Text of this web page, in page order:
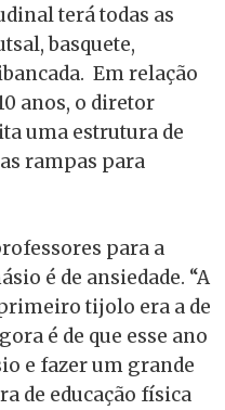
terá todas as
basquete,
Em relação
anos, o diretor
uma estrutura de
rampas para
para a
é de ansiedade. “A
tijolo era a de
é de que esse ano
e fazer um grande
de educação física